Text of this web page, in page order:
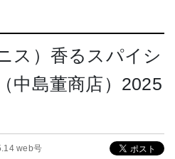
ス）香るスパイシ
中島董商店）2025
web号